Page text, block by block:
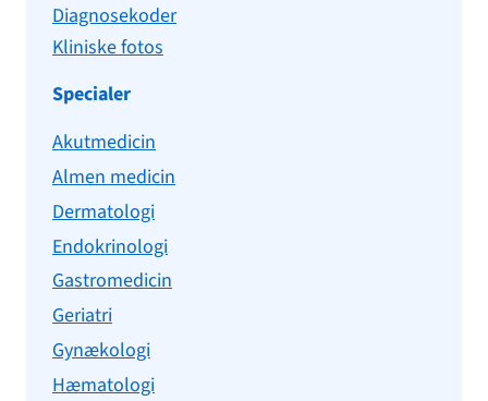
Diagnosekoder
Kliniske fotos
Specialer
Akutmedicin
Almen medicin
Dermatologi
Endokrinologi
Gastromedicin
Geriatri
Gynækologi
Hæmatologi